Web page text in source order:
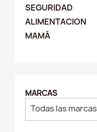
SEGURIDAD
ALIMENTACION
MAMÁ
MARCAS
Todas las marcas